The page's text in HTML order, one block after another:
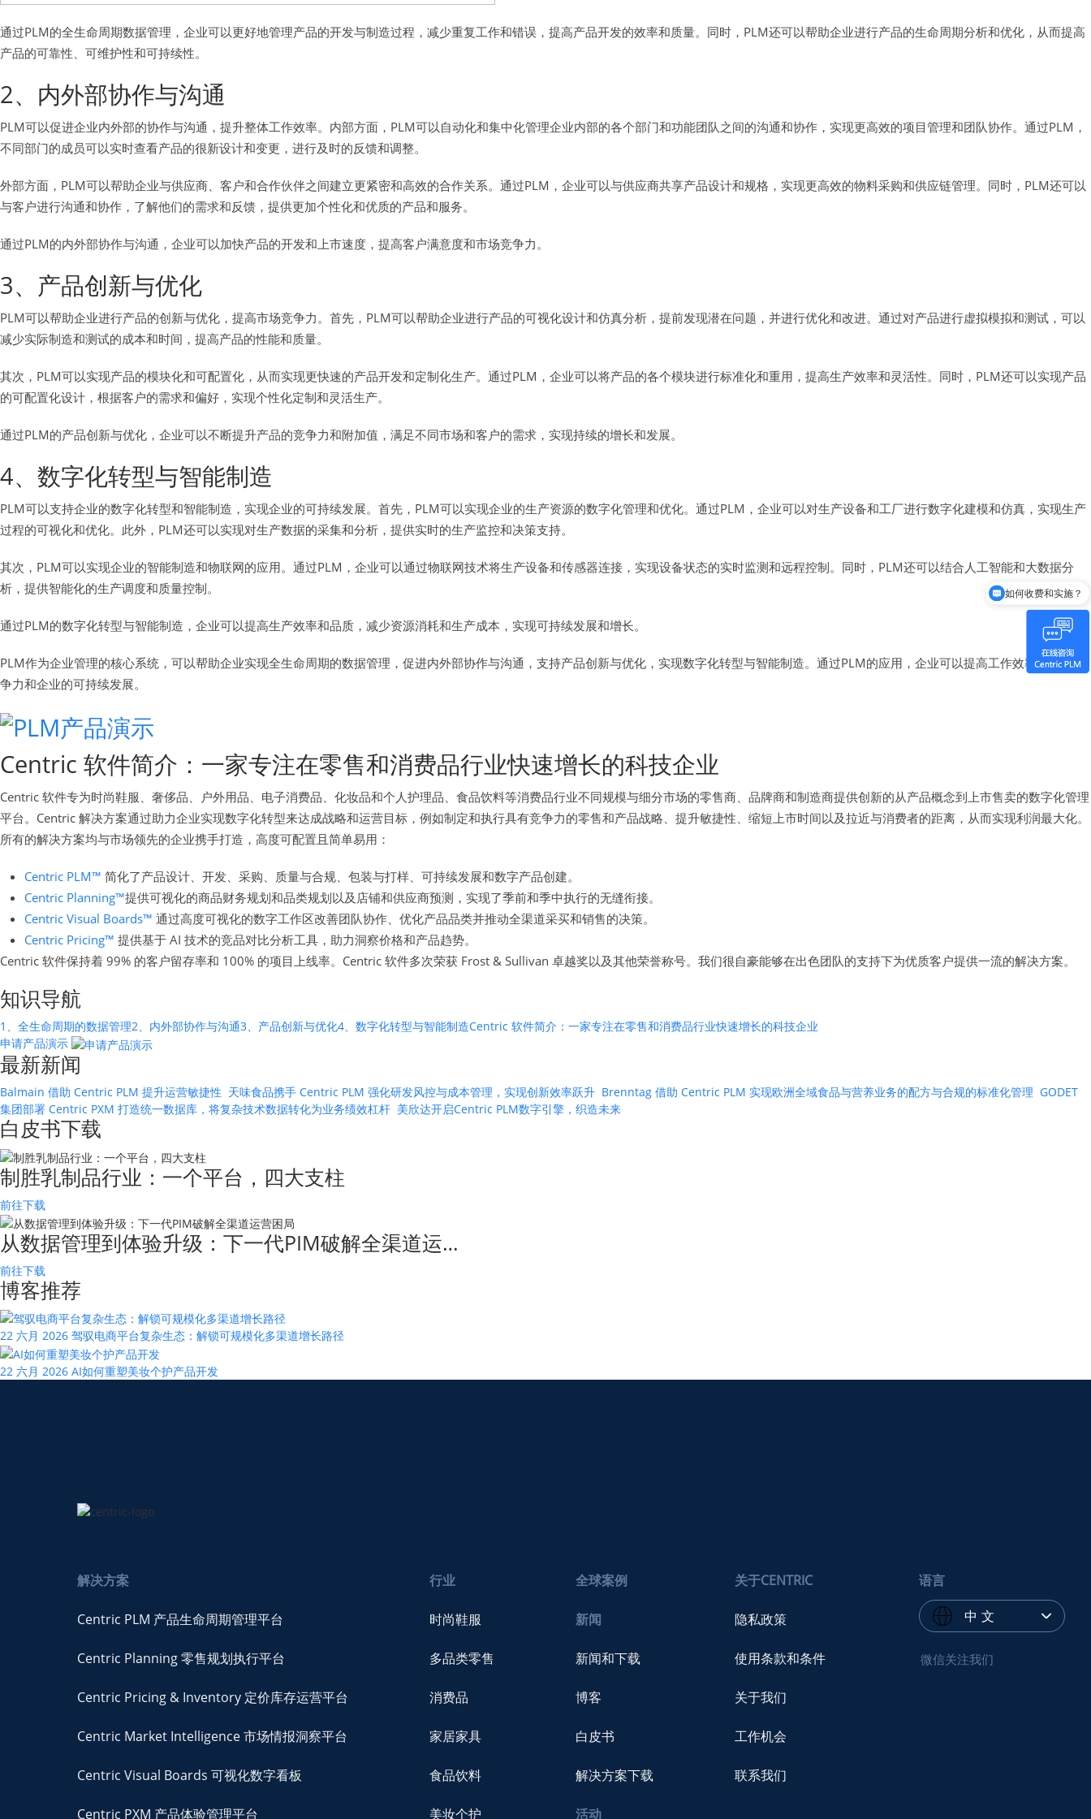
通过PLM的全生命周期数据管理，企业可以更好地管理产品的开发与制造过程，减少重复工作和错误，提高产品开发的效率和质量。同时，PLM还可以帮助企业进行产品的生命周期分析和优化，从而提高
产品的可靠性、可维护性和可持续性。
2、内外部协作与沟通
PLM可以促进企业内外部的协作与沟通，提升整体工作效率。内部方面，PLM可以自动化和集中化管理企业内部的各个部门和功能团队之间的沟通和协作，实现更高效的项目管理和团队协作。通过PLM，
不同部门的成员可以实时查看产品的很新设计和变更，进行及时的反馈和调整。
外部方面，PLM可以帮助企业与供应商、客户和合作伙伴之间建立更紧密和高效的合作关系。通过PLM，企业可以与供应商共享产品设计和规格，实现更高效的物料采购和供应链管理。同时，PLM还可以
与客户进行沟通和协作，了解他们的需求和反馈，提供更加个性化和优质的产品和服务。
通过PLM的内外部协作与沟通，企业可以加快产品的开发和上市速度，提高客户满意度和市场竞争力。
3、产品创新与优化
PLM可以帮助企业进行产品的创新与优化，提高市场竞争力。首先，PLM可以帮助企业进行产品的可视化设计和仿真分析，提前发现潜在问题，并进行优化和改进。通过对产品进行虚拟模拟和测试，可以
减少实际制造和测试的成本和时间，提高产品的性能和质量。
其次，PLM可以实现产品的模块化和可配置化，从而实现更快速的产品开发和定制化生产。通过PLM，企业可以将产品的各个模块进行标准化和重用，提高生产效率和灵活性。同时，PLM还可以实现产品
的可配置化设计，根据客户的需求和偏好，实现个性化定制和灵活生产。
通过PLM的产品创新与优化，企业可以不断提升产品的竞争力和附加值，满足不同市场和客户的需求，实现持续的增长和发展。
4、数字化转型与智能制造
PLM可以支持企业的数字化转型和智能制造，实现企业的可持续发展。首先，PLM可以实现企业的生产资源的数字化管理和优化。通过PLM，企业可以对生产设备和工厂进行数字化建模和仿真，实现生产
过程的可视化和优化。此外，PLM还可以实现对生产数据的采集和分析，提供实时的生产监控和决策支持。
其次，PLM可以实现企业的智能制造和物联网的应用。通过PLM，企业可以通过物联网技术将生产设备和传感器连接，实现设备状态的实时监测和远程控制。同时，PLM还可以结合人工智能和大数据分
析，提供智能化的生产调度和质量控制。
通过PLM的数字化转型与智能制造，企业可以提高生产效率和品质，减少资源消耗和生产成本，实现可持续发展和增长。
PLM作为企业管理的核心系统，可以帮助企业实现全生命周期的数据管理，促进内外部协作与沟通，支持产品创新与优化，实现数字化转型与智能制造。通过PLM的应用，企业可以提高工作效率、产品竞
争力和企业的可持续发展。
Centric 软件简介：一家专注在零售和消费品行业快速增长的科技企业
Centric 软件专为时尚鞋服、奢侈品、户外用品、电子消费品、化妆品和个人护理品、食品饮料等消费品行业不同规模与细分市场的零售商、品牌商和制造商提供创新的从产品概念到上市售卖的数字化管理
平台。Centric 解决方案通过助力企业实现数字化转型来达成战略和运营目标，例如制定和执行具有竞争力的零售和产品战略、提升敏捷性、缩短上市时间以及拉近与消费者的距离，从而实现利润最大化。
所有的解决方案均与市场领先的企业携手打造，高度可配置且简单易用：
Centric PLM™ 简化了产品设计、开发、采购、质量与合规、包装与打样、可持续发展和数字产品创建。
Centric Planning™提供可视化的商品财务规划和品类规划以及店铺和供应商预测，实现了季前和季中执行的无缝衔接。
Centric Visual Boards™ 通过高度可视化的数字工作区改善团队协作、优化产品品类并推动全渠道采买和销售的决策。
Centric Pricing™ 提供基于 AI 技术的竞品对比分析工具，助力洞察价格和产品趋势。
Centric 软件保持着 99% 的客户留存率和 100% 的项目上线率。Centric 软件多次荣获 Frost & Sullivan 卓越奖以及其他荣誉称号。我们很自豪能够在出色团队的支持下为优质客户提供一流的解决方案。
知识导航
1、全生命周期的数据管理2、内外部协作与沟通3、产品创新与优化4、数字化转型与智能制造Centric 软件简介：一家专注在零售和消费品行业快速增长的科技企业
申请产品演示
最新新闻
Balmain 借助 Centric PLM 提升运营敏捷性 天味食品携手 Centric PLM 强化研发风控与成本管理，实现创新效率跃升 Brenntag 借助 Centric PLM 实现欧洲全域食品与营养业务的配方与合规的标准化管理 GODET
集团部署 Centric PXM 打造统一数据库，将复杂技术数据转化为业务绩效杠杆 美欣达开启Centric PLM数字引擎，织造未来
白皮书下载
制胜乳制品行业：一个平台，四大支柱
前往下载
从数据管理到体验升级：下一代PIM破解全渠道运…
前往下载
博客推荐
22 六月 2026 驾驭电商平台复杂生态：解锁可规模化多渠道增长路径
22 六月 2026 AI如何重塑美妆个护产品开发
解决方案
Centric PLM 产品生命周期管理平台
Centric Planning 零售规划执行平台
Centric Pricing & Inventory 定价库存运营平台
Centric Market Intelligence 市场情报洞察平台
Centric Visual Boards 可视化数字看板
Centric PXM 产品体验管理平台
行业
时尚鞋服
多品类零售
消费品
家居家具
食品饮料
美妆个护
全球案例
新闻
新闻和下载
博客
白皮书
解决方案下载
活动
关于CENTRIC
隐私政策
使用条款和条件
关于我们
工作机会
联系我们
语言
中 文
微信关注我们
Centric是谁？
如何收费和实施？